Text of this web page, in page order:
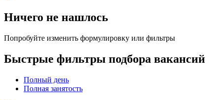
Ничего не нашлось
Попробуйте изменить формулировку или фильтры
Быстрые фильтры подбора вакансий
Полный день
Полная занятость